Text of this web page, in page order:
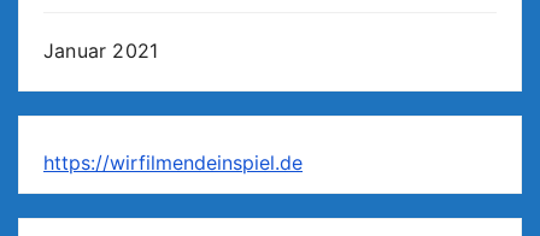
Januar 2021
https://wirfilmendeinspiel.de